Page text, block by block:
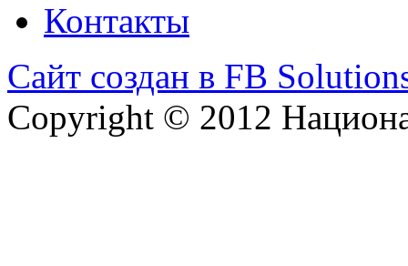
Контакты
Сайт создан в FB
Copyright © 2012